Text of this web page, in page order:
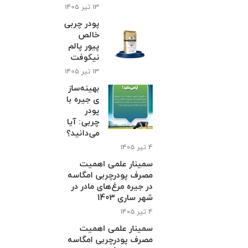
13 تیر 1405
پودر چربی
خالص
پیور پالم
نیکوفت
13 تیر 1405
بهینه‌ساز
ی جیره با
پودر
چربی: آیا
می‌دانید؟
4 تیر 1405
سمینار علمی اهمیت
مصرف پودرچربی امگاسه
در جیره مرغ‌های مادر در
شهر ساری 1403
4 تیر 1405
سمینار علمی اهمیت
مصرف پودرچربی امگاسه